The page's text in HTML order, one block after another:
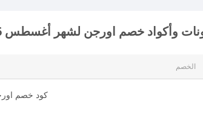
وأكواد خصم اورجن لشهر أغسطس 2026
الخصم
كود خصم